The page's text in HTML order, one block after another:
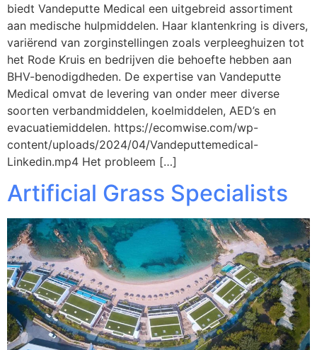
biedt Vandeputte Medical een uitgebreid assortiment
aan medische hulpmiddelen. Haar klantenkring is divers,
variërend van zorginstellingen zoals verpleeghuizen tot
het Rode Kruis en bedrijven die behoefte hebben aan
BHV-benodigdheden. De expertise van Vandeputte
Medical omvat de levering van onder meer diverse
soorten verbandmiddelen, koelmiddelen, AED’s en
evacuatiemiddelen. https://ecomwise.com/wp-
content/uploads/2024/04/Vandeputtemedical-
Linkedin.mp4 Het probleem […]
Artificial Grass Specialists